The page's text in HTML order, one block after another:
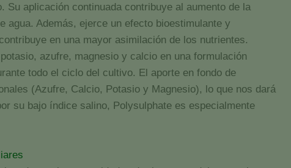
aplicación continuada contribuye al aumento de la
agua. Además, ejerce un efecto bioestimulante y
en una mayor asimilación de los nutrientes.
azufre, magnesio y calcio en una formulación
todo el ciclo del cultivo. El aporte en fondo de
(Azufre, Calcio, Potasio y Magnesio), lo que nos dará
su bajo índice salino, Polysulphate es especialmente